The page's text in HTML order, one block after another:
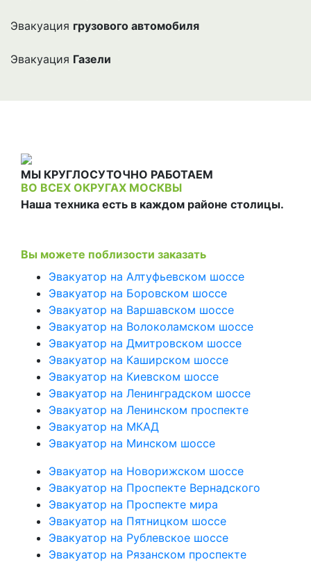
Эвакуация грузового автомобиля
Эвакуация Газели
МЫ КРУГЛОСУТОЧНО РАБОТАЕМ
ВО ВСЕХ ОКРУГАХ МОСКВЫ
Наша техника есть в каждом районе столицы.
Вы можете поблизости заказать
Эвакуатор на Алтуфьевском шоссе
Эвакуатор на Боровском шоссе
Эвакуатор на Варшавском шоссе
Эвакуатор на Волоколамском шоссе
Эвакуатор на Дмитровском шоссе
Эвакуатор на Каширском шоссе
Эвакуатор на Киевском шоссе
Эвакуатор на Ленинградском шоссе
Эвакуатор на Ленинском проспекте
Эвакуатор на МКАД
Эвакуатор на Минском шоссе
Эвакуатор на Новорижском шоссе
Эвакуатор на Проспекте Вернадского
Эвакуатор на Проспекте мира
Эвакуатор на Пятницком шоссе
Эвакуатор на Рублевское шоссе
Эвакуатор на Рязанском проспекте